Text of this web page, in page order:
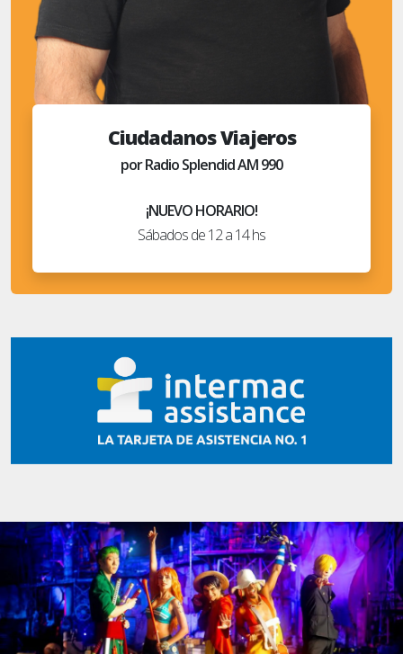
Ciudadanos Viajeros
por Radio Splendid AM 990
¡NUEVO HORARIO!
Sábados de 12 a 14 hs